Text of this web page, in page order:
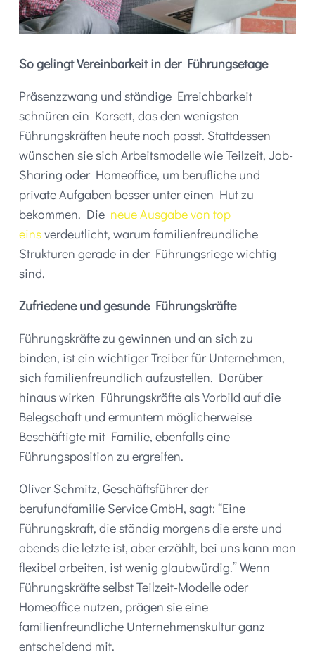
So gelingt Vereinbarkeit in der Führungsetage
Präsenzzwang und ständige Erreichbarkeit
schnüren ein Korsett, das den wenigsten
Führungskräften heute noch passt. Stattdessen
wünschen sie sich Arbeitsmodelle wie Teilzeit, Job-
Sharing oder Homeoffice, um berufliche und
private Aufgaben besser unter einen Hut zu
bekommen. Die neue Ausgabe von top
einsverdeutlicht, warum familienfreundliche
Strukturen gerade in der Führungsriege wichtig
sind.
Zufriedene und gesunde Führungskräfte
Führungskräfte zu gewinnen und an sich zu
binden, ist ein wichtiger Treiber für Unternehmen,
sich familienfreundlich aufzustellen. Darüber
hinaus wirken Führungskräfte als Vorbild auf die
Belegschaft und ermuntern möglicherweise
Beschäftigte mit Familie, ebenfalls eine
Führungsposition zu ergreifen.
Oliver Schmitz, Geschäftsführer der
berufundfamilie Service GmbH, sagt: “Eine
Führungskraft, die ständig morgens die erste und
abends die letzte ist, aber erzählt, bei uns kann man
flexibel arbeiten, ist wenig glaubwürdig.” Wenn
Führungskräfte selbst Teilzeit-Modelle oder
Homeoffice nutzen, prägen sie eine
familienfreundliche Unternehmenskultur ganz
entscheidend mit.